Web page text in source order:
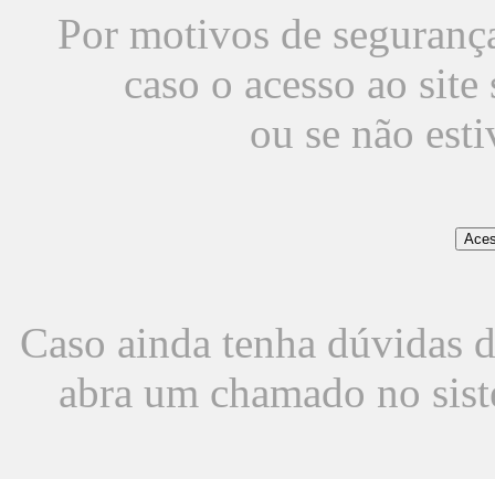
Por motivos de
caso o acesso ao
ou se não
Caso ainda tenha dúvidas
abra um chamado no